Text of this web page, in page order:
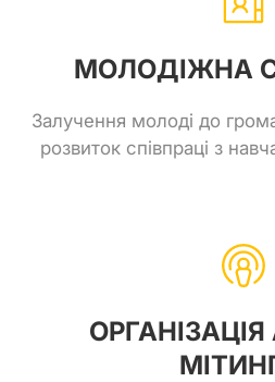
МОЛОДІЖНА
Залучення молоді до
розвиток співпраці з